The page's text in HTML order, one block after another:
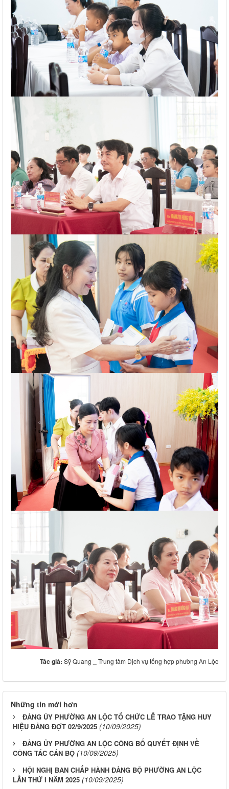
Tác giả: Sỹ Quang _ Trung tâm Dịch vụ tổng hợp phường An Lộc
Những tin mới hơn
ĐẢNG ỦY PHƯỜNG AN LỘC TỔ CHỨC LỄ TRAO TẶNG HUY
HIỆU ĐẢNG ĐỢT 02/9/2025 (10/09/2025)
ĐẢNG ỦY PHƯỜNG AN LỘC CÔNG BỐ QUYẾT ĐỊNH VỀ
CÔNG TÁC CÁN BỘ (10/09/2025)
HỘI NGHỊ BAN CHẤP HÀNH ĐẢNG BỘ PHƯỜNG AN LỘC
LẦN THỨ I NĂM 2025 (10/09/2025)